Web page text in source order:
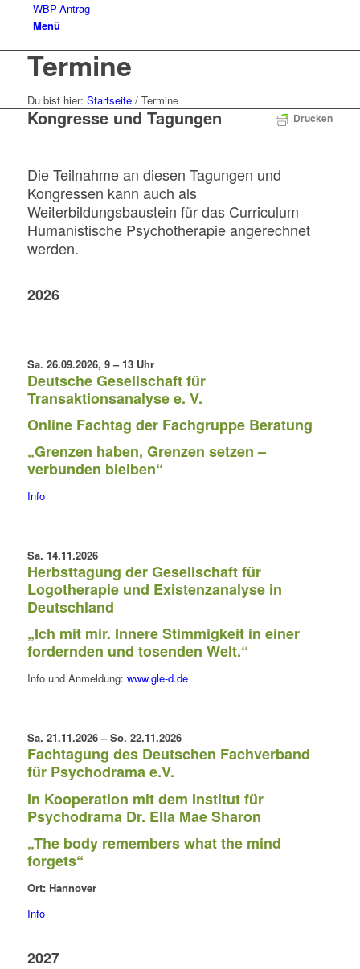
WBP-Antrag
Menü
Termine
Du bist hier: Startseite / Termine
Drucken
Kongresse und Tagungen
Die Teilnahme an diesen Tagungen und
Kongressen kann auch als
Weiterbildungsbaustein für das Curriculum
Humanistische Psychotherapie angerechnet
werden.
2026
Sa. 26.09.2026, 9 – 13 Uhr
Deutsche Gesellschaft für
Transaktionsanalyse e. V.
Online Fachtag der Fachgruppe Beratung
„Grenzen haben, Grenzen setzen –
verbunden bleiben“
Info
Sa. 14.11.2026
Herbsttagung derGesellschaft für
Logotherapie und Existenzanalyse in
Deutschland
„Ich mit mir. Innere Stimmigkeit in einer
fordernden und tosenden Welt.“
Info und Anmeldung: www.gle-d.de
Sa. 21.11.2026 – So. 22.11.2026
Fachtagung des Deutschen Fachverband
für Psychodrama e.V.
In Kooperation mit dem Institut für
Psychodrama Dr. Ella Mae Sharon
„The body remembers what the mind
forgets“
Ort: Hannover
Info
2027